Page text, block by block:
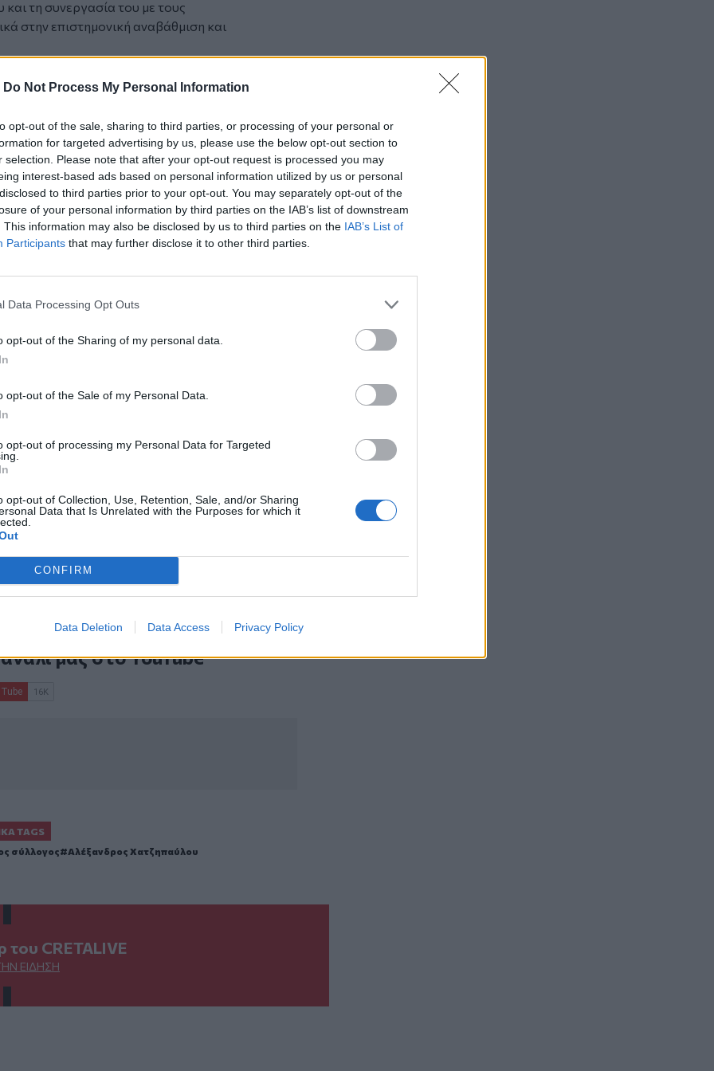
Do Not Process My Personal Information
opt-out of the sale, sharing to third parties, or processing of your personal or
for targeted advertising by us, please use the below opt-out section to
selection. Please note that after your opt-out request is processed you may
interest-based ads based on personal information utilized by us or personal
to third parties prior to your opt-out. You may separately opt-out of the
of your personal information by third parties on the IAB’s list of downstream
This information may also be disclosed by us to third parties on the IAB’s List of
Participants that may further disclose it to other third parties.
Data Processing Opt Outs
opt-out of the Sharing of my personal data.
opt-out of the Sale of my Personal Data.
opt-out of processing my Personal Data for Targeted
opt-out of Collection, Use, Retention, Sale, and/or Sharing
Data that Is Unrelated with the Purposes for which it
CONFIRM
Data Deletion Data Access Privacy Policy
τη συνεργασία του με τους
στην επιστημονική αναβάθμιση και
κενό, αλλά η παρακαταθήκη
τον δρόμο των επόμενων γενεών
κενό, αλλά η παρακαταθήκη
τον δρόμο των επόμενων γενεών
και ειλικρινή μας συλλυπητήρια
και σε όλους όσοι είχαν την τιμή να τον
Αιωνία του η μνήμη.
Φυσικοθεραπευτών Ηρακλείου –
του εκλεκτού καθηγητή
αποφάσισε όπως:
οικείους του εκλιπόντος
κηδεία του εκλιπόντος
στήριξης ΑμεΑ ΑΓ. ΤΙΤΟΣ
τοπικό τύπο"
την
στην γέφυρα Aγ. Ιωάννη Xωστού
- Νέα κινητοποίηση το
για την Πολιτική Άμυνα στην Κρήτη
Google Newsκαι στοFacebook
μας στοYouTube
TAGS
σύλλογος Αλέξανδρος Χατζηπαύλου
του CRETALIVE
ΕΊΔΗΣΗ
37χρονος μετά από τροχαίο με
αγριογούρουνο